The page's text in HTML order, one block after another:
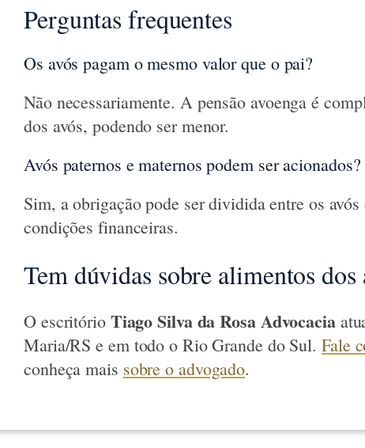
Perguntas frequentes
Os avós pagam o mesmo valor que o pai?
Não necessariamente. A pensão avoenga é
dos avós, podendo ser menor.
Avós paternos e maternos podem ser acionados?
Sim, a obrigação pode ser dividida entre os
condições financeiras.
Tem dúvidas sobre alimentos dos
O escritório Tiago Silva da Rosa Advocacia
Maria/RS e em todo o Rio Grande do Sul. Fale
conheça mais sobre o advogado.